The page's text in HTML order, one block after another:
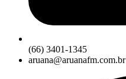
(66) 3401-1345
aruana@aruanafm.com.br